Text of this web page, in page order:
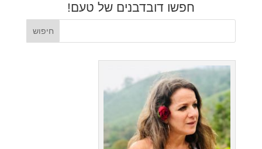
חפשו דובדבנים של טעם!